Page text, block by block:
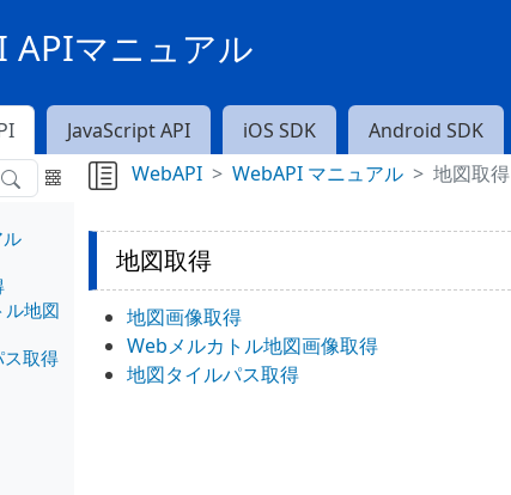
APIマニュアル
JavaScript API iOS SDK Android SDK
ル地図
取得
WebAPI WebAPI マニュアル 地図取得
地図取得
地図画像取得
Webメルカトル地図画像取得
地図タイルパス取得